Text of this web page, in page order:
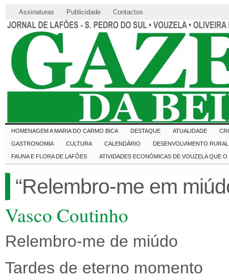
Assinaturas Publicidade Contactos
HOMENAGEM A MARIA DO CARMO BICA DESTAQUE ATUALIDADE
GASTRONOMIA CULTURA CALENDÁRIO DESENVOLVIMENTO RURAL
FAUNA E FLORA DE LAFÕES ATIVIDADES ECONÓMICAS DE VOUZELA QUE
“Relembro-me em
Vasco Coutinho
Relembro-me de miúdo
Tardes de eterno momento